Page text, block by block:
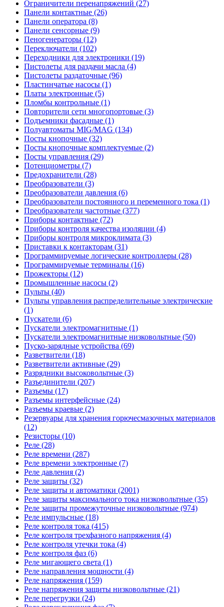
Ограничители перенапряжений (27)
Панели контактные (26)
Панели оператора (8)
Панели сенсорные (9)
Пеногенераторы (12)
Переключатели (102)
Переходники для электроники (19)
Пистолеты для раздачи масла (4)
Пистолеты раздаточные (96)
Пластинчатые насосы (1)
Платы электронные (5)
Пломбы контрольные (1)
Повторители сети многопортовые (3)
Подъемники фасадные (1)
Полуавтоматы MIG/MAG (134)
Посты кнопочные (32)
Посты кнопочные комплектуемые (2)
Посты управления (29)
Потенциометры (7)
Предохранители (28)
Преобразователи (3)
Преобразователи давления (6)
Преобразователи постоянного и переменного тока (1)
Преобразователи частотные (377)
Приборы контактные (72)
Приборы контроля качества изоляции (4)
Приборы контроля микроклимата (3)
Приставки к контакторам (31)
Программируемые логические контроллеры (28)
Программируемые терминалы (16)
Прожекторы (12)
Промышленные насосы (2)
Пульты (40)
Пульты управления распределительные электрические
(1)
Пускатели (6)
Пускатели электромагнитные (1)
Пускатели электромагнитные низковольтные (50)
Пуско-зарядные устройства (69)
Разветвители (18)
Разветвители активные (29)
Разрядники высоковольтные (3)
Разъединители (207)
Разъемы (17)
Разъемы интерфейсные (24)
Разъемы краевые (2)
Резервуары для хранения горючесмазочных материалов
(12)
Резисторы (10)
Реле (28)
Реле времени (287)
Реле времени электронные (7)
Реле давления (2)
Реле защиты (32)
Реле защиты и автоматики (2001)
Реле защиты максимального тока низковольтные (35)
Реле защиты промежуточные низковольтные (974)
Реле импульсные (18)
Реле контроля тока (415)
Реле контроля трехфазного напряжения (4)
Реле контроля утечки тока (4)
Реле контроля фаз (6)
Реле мигающего света (1)
Реле направления мощности (4)
Реле напряжения (159)
Реле напряжения защиты низковольтные (21)
Реле перегрузки (24)